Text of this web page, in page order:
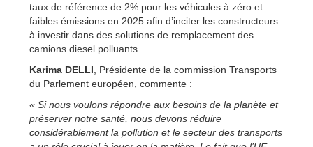
taux de référence de 2% pour les véhicules à zéro et
faibles émissions en 2025 afin d’inciter les constructeurs
à investir dans des solutions de remplacement des
camions diesel polluants.
Karima DELLI , Présidente de la commission Transports
du Parlement européen, commente :
« Si nous voulons répondre aux besoins de la planète et
préserver notre santé, nous devons réduire
considérablement la pollution et le secteur des transports